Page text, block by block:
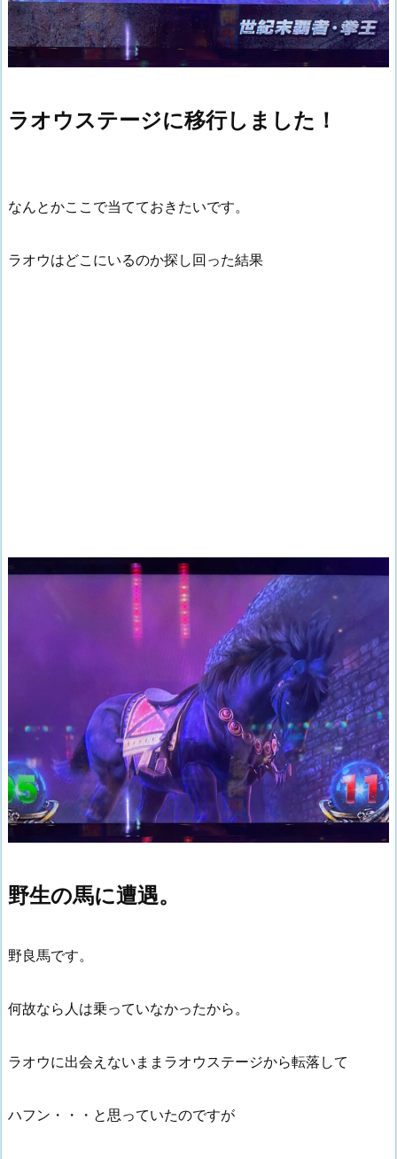
ラオウステージに移行しました！
なんとかここで当てておきたいです。
ラオウはどこにいるのか探し回った結果
野生の馬に遭遇。
野良馬です。
何故なら人は乗っていなかったから。
ラオウに出会えないままラオウステージから転落して
ハフン・・・と思っていたのですが